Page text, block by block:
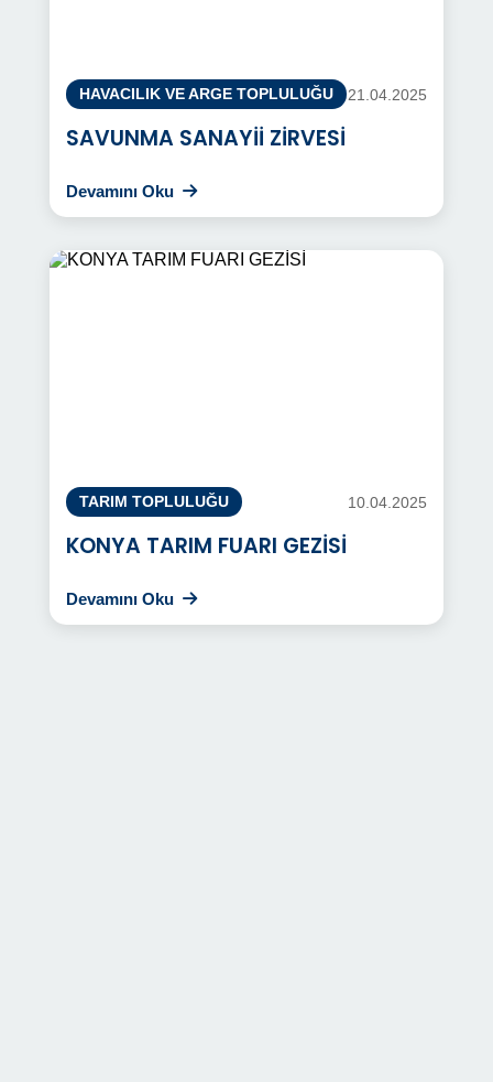
HAVACILIK VE ARGE TOPLULUĞU 21.04.2025
SAVUNMA SANAYİİ ZİRVESİ
Devamını Oku
TARIM TOPLULUĞU 10.04.2025
KONYA TARIM FUARI GEZİSİ
Devamını Oku